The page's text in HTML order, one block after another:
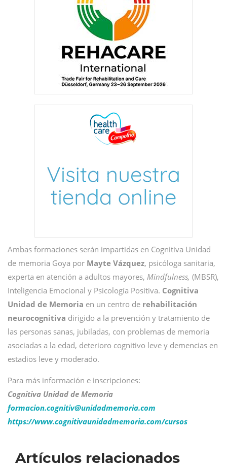
Ambas formaciones serán impartidas en Cognitiva Unidad
de memoria Goya por Mayte Vázquez, psicóloga sanitaria,
experta en atención a adultos mayores, Mindfulness, (MBSR),
Inteligencia Emocional y Psicología Positiva. Cognitiva
Unidad de Memoria en un centro de rehabilitación
neurocognitiva dirigido a la prevención y tratamiento de
las personas sanas, jubiladas, con problemas de memoria
asociadas a la edad, deterioro cognitivo leve y demencias en
estadios leve y moderado.
Para más información e inscripciones:
Cognitiva Unidad de Memoria
formacion.cognitiv@unidadmemoria.com
https://www.cognitivaunidadmemoria.com/cursos
Artículos relacionados